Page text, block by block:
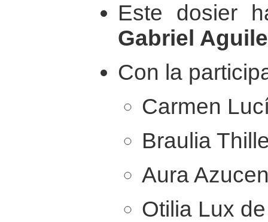
Este dosier
Gabriel
Con la
Carmen
Braulia
Aura
Otilia Lux